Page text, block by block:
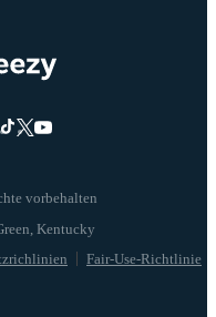
vorbehalten
Fair-Use-Richtlinie